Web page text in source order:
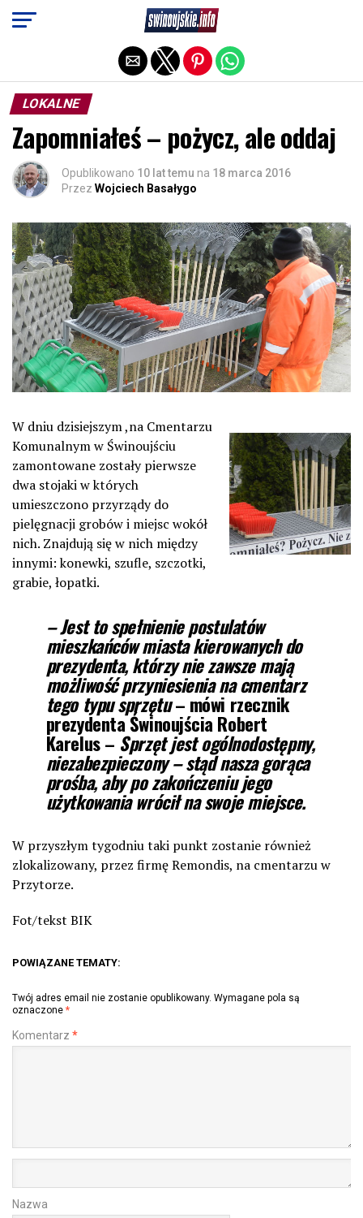
LOKALNE
Zapomniałeś – pożycz, ale oddaj
Opublikowano 10 lat temu na 18 marca 2016
Przez Wojciech Basałygo
W dniu dzisiejszym ,na Cmentarzu
Komunalnym w Świnoujściu
zamontowane zostały pierwsze
dwa stojaki w których
umieszczono przyrządy do
pielęgnacji grobów i miejsc wokół
nich. Znajdują się w nich między
innymi: konewki, szufle, szczotki,
grabie, łopatki.
– Jest to spełnienie postulatów
mieszkańców miasta kierowanych do
prezydenta, którzy nie zawsze mają
możliwość przyniesienia na cmentarz
tego typu sprzętu– mówi rzecznik
prezydenta Świnoujścia Robert
Karelus – Sprzęt jest ogólnodostępny,
niezabezpieczony – stąd nasza gorąca
prośba, aby po zakończeniu jego
użytkowania wrócił na swoje miejsce.
W przyszłym tygodniu taki punkt zostanie również
zlokalizowany, przez firmę Remondis, na cmentarzu w
Przytorze.
Fot/tekst BIK
POWIĄZANE TEMATY:
Twój adres email nie zostanie opublikowany. Wymagane pola są
oznaczone *
Komentarz *
Nazwa
Exit mobile version